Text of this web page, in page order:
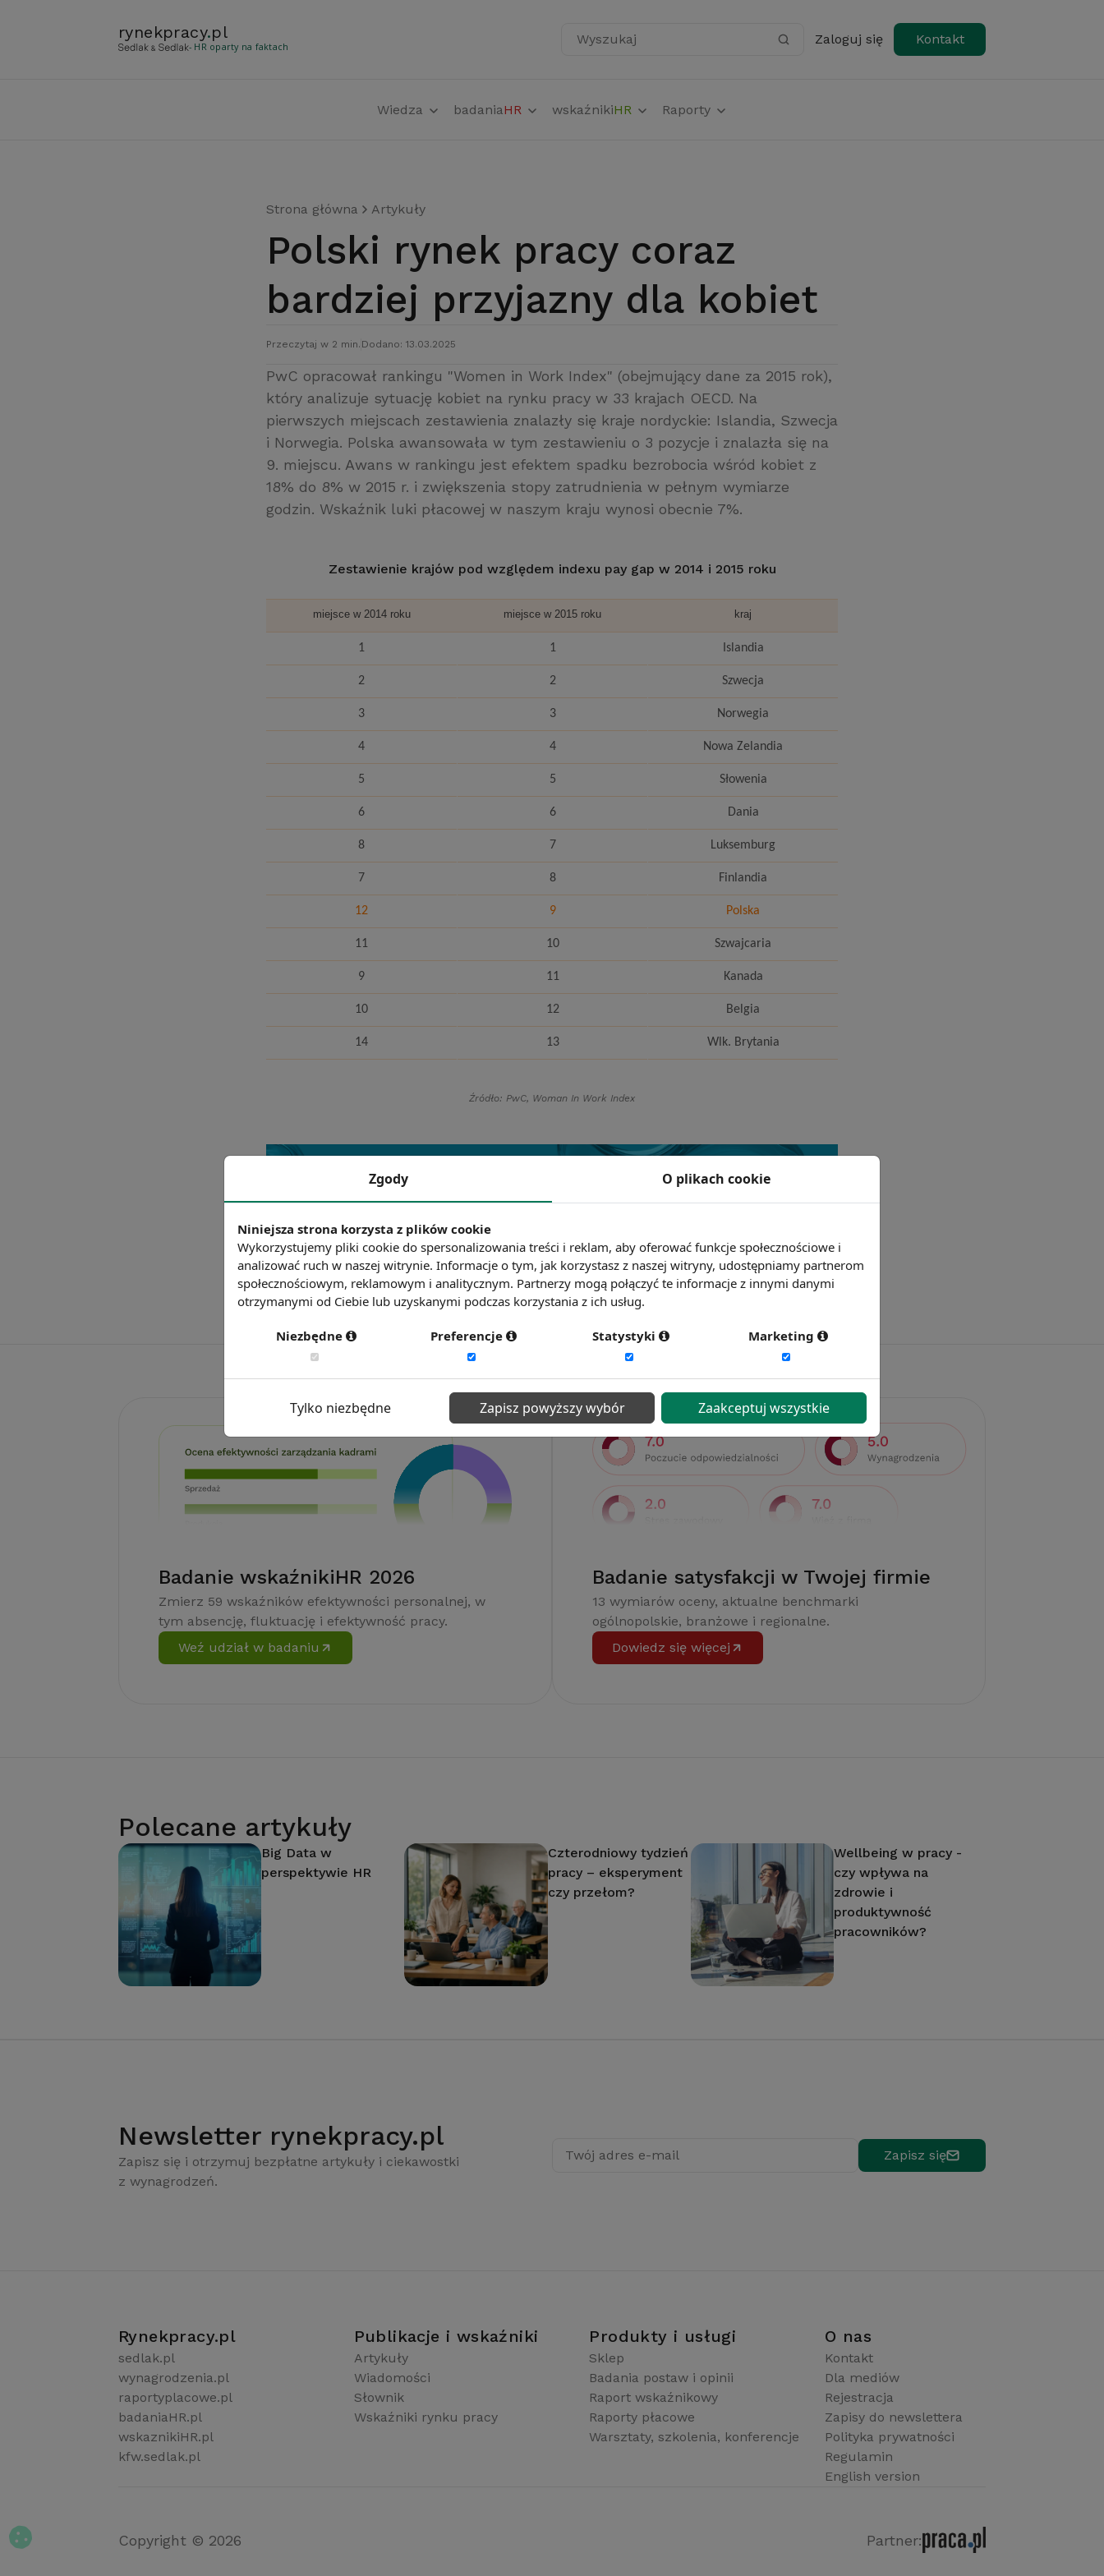
rynekpracy.pl
- HR oparty na faktach Wyszukaj Zaloguj się Kontakt
Wiedza badaniaHR wskaźnikiHR Raporty
Strona główna Artykuły
Polski rynek pracy coraz
bardziej przyjazny dla kobiet
Przeczytaj w 2 min. Dodano: 13.03.2025
PwC opracował rankingu "Women in Work Index" (obejmujący dane za 2015 rok),
który analizuje sytuację kobiet na rynku pracy w 33 krajach OECD. Na
pierwszych miejscach zestawienia znalazły się kraje nordyckie: Islandia, Szwecja
i Norwegia. Polska awansowała w tym zestawieniu o 3 pozycje i znalazła się na
9. miejscu. Awans w rankingu jest efektem spadku bezrobocia wśród kobiet z
18% do 8% w 2015 r. i zwiększenia stopy zatrudnienia w pełnym wymiarze
godzin. Wskaźnik luki płacowej w naszym kraju wynosi obecnie 7%.
Zestawienie krajów pod względem indexu pay gap w 2014 i 2015 roku
miejsce w 2014 roku miejsce w 2015 roku kraj
1 1 Islandia
2 2 Szwecja
3 3 Norwegia
4 4 Nowa Zelandia
5 5 Słowenia
6 6 Dania
8 7 Luksemburg
7 8 Finlandia
12 9 Polska
11 10 Szwajcaria
9 11 Kanada
10 12 Belgia
14 13 Wlk. Brytania
Źródło: PwC, Woman In Work Index
Badanie wskaźnikiHR 2026
Zmierz 59 wskaźników efektywności personalnej, w
tym absencję, fluktuację i efektywność pracy.
Weź udział w badaniu
Badanie satysfakcji w Twojej firmie
13 wymiarów oceny, aktualne benchmarki
ogólnopolskie, branżowe i regionalne.
Dowiedz się więcej
Polecane artykuły
Big Data w
perspektywie HR
Czterodniowy tydzień
pracy – eksperyment
czy przełom?
Wellbeing w pracy -
czy wpływa na
zdrowie i
produktywność
pracowników?
Newsletter rynekpracy.pl
Zapisz się i otrzymuj bezpłatne artykuły i ciekawostki
z wynagrodzeń.
Twój adres e-mail Zapisz się
Rynekpracy.pl
sedlak.pl
wynagrodzenia.pl
raportyplacowe.pl
badaniaHR.pl
wskaznikiHR.pl
kfw.sedlak.pl
Publikacje i wskaźniki
Artykuły
Wiadomości
Słownik
Wskaźniki rynku pracy
Produkty i usługi
Sklep
Badania postaw i opinii
Raport wskaźnikowy
Raporty płacowe
Warsztaty, szkolenia, konferencje
O nas
Kontakt
Dla mediów
Rejestracja
Zapisy do newslettera
Polityka prywatności
Regulamin
English version
Copyright © 2026 Partner:
Zgody O plikach cookie
Niniejsza strona korzysta z plików cookie
Wykorzystujemy pliki cookie do spersonalizowania treści i reklam, aby oferować funkcje społecznościowe i
analizować ruch w naszej witrynie. Informacje o tym, jak korzystasz z naszej witryny, udostępniamy partnerom
społecznościowym, reklamowym i analitycznym. Partnerzy mogą połączyć te informacje z innymi danymi
otrzymanymi od Ciebie lub uzyskanymi podczas korzystania z ich usług.
Niezbędne Preferencje Statystyki Marketing
Tylko niezbędne Zapisz powyższy wybór Zaakceptuj wszystkie